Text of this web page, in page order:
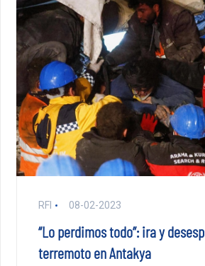
RFI 08-02-2023
“Lo perdimos todo”: ira y
terremoto en Antakya